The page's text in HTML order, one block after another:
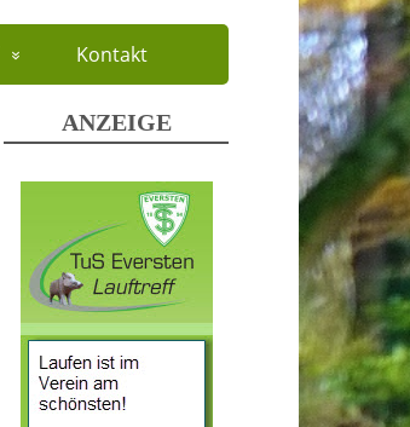
Kontakt
ANZEIGE